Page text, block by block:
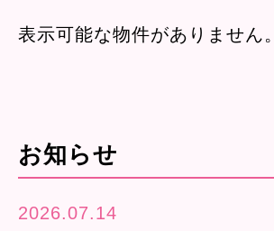
表示可能な物件がありません。
お知らせ
2026.07.14